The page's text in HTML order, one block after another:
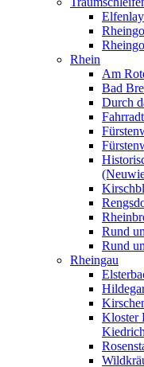
Elfenlay
Rhein
Am
Bad
Durch
Rund
Rund
Rheingau
Kloster
Kiedrich